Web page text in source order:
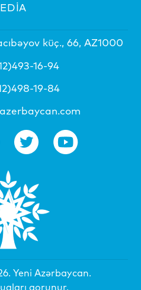
küç., 66, AZ1000
16-94
19-84
Yeni Azərbaycan.
qorunur.